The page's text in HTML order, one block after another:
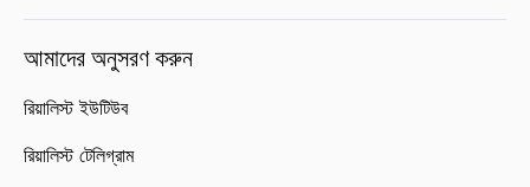
আমাদের অনুসরণ করুন
রিয়ালিস্ট ইউটিউব
রিয়ালিস্ট টেলিগ্রাম